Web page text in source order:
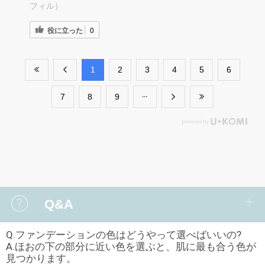
フィル）
役に立った 0
​1 ​2 ​3 ​4 ​5 ​6
​7 ​8 ​9
Q&A
Q.ファンデーションの色はどうやって選べばいいの?
A.ほおの下の部分に近い色を選ぶと、肌に最も合う色が
見つかります。